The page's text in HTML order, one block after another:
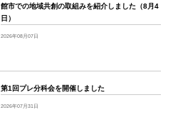
館市での地域共創の取組みを紹介しました（8月4
日）
2026年08月07日
第1回プレ分科会を開催しました
2026年07月31日